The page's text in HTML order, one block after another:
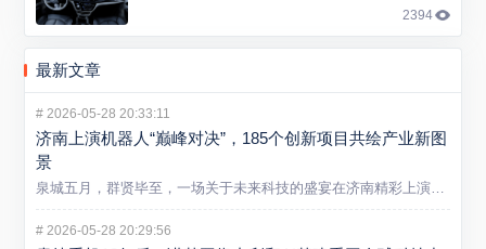
2394
最新文章
#2026-05-28 20:33:11
济南上演机器人“巅峰对决”，185个创新项目共绘产业新图
景
#2026-05-28 20:29:56